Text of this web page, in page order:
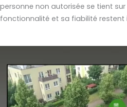
personne non autorisée se tient
fonctionnalité et sa fiabilité restent